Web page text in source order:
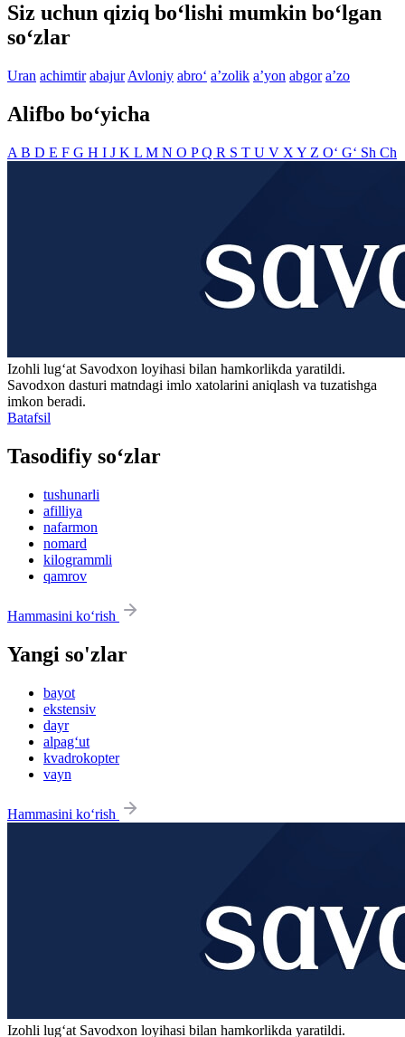
Siz uchun qiziq bo‘lishi mumkin bo‘lgan
so‘zlar
Uran achimtir abajur Avloniy abro‘ aʼzolik aʼyon abgor aʼzo
Alifbo bo‘yicha
A B D E F G H I J K L M N O PQ R S T U V X Y Z O‘ G‘ Sh Ch
Izohli lugʻat Savodxon loyihasi bilan hamkorlikda yaratildi.
Savodxon dasturi matndagi imlo xatolarini aniqlash va tuzatishga
imkon beradi.
Batafsil
Tasodifiy so‘zlar
tushunarli
afilliya
nafarmon
nomard
kilogrammli
qamrov
Hammasini ko‘rish
Yangi so'zlar
bayot
ekstensiv
dayr
alpag‘ut
kvadrokopter
vayn
Hammasini ko‘rish
Izohli lugʻat Savodxon loyihasi bilan hamkorlikda yaratildi.